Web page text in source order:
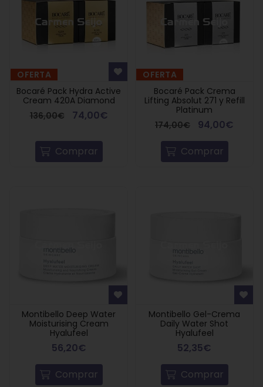
OFERTA
Bocaré Pack Hydra Active
Cream 420A Diamond
136,00€
74,00€
Comprar
OFERTA
Bocaré Pack Crema
Lifting Absolut 271 y Refill
Platinum
174,00€
94,00€
Comprar
Montibello Deep Water
Moisturising Cream
Hyalufeel
56,20€
Comprar
Montibello Gel-Crema
Daily Water Shot
Hyalufeel
52,35€
Comprar